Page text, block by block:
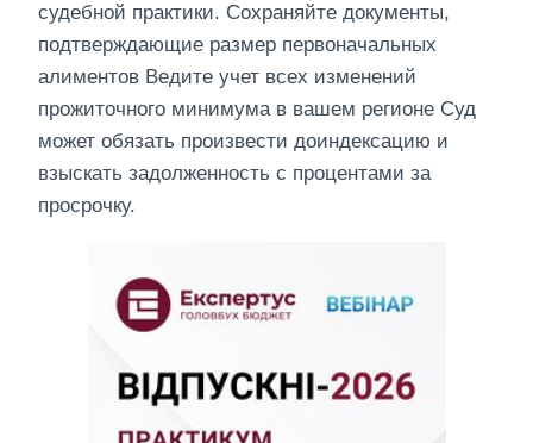
судебной практики. Сохраняйте документы,
подтверждающие размер первоначальных
алиментов Ведите учет всех изменений
прожиточного минимума в вашем регионе Суд
может обязать произвести доиндексацию и
взыскать задолженность с процентами за
просрочку.